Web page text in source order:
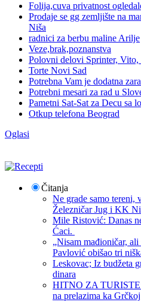
Folija,cuva privatnost
Prodaje se gg zemljište na
Niša
radnici za berbu maline Arilje
Veze,brak,poznanstva
Polovni delovi Sprinter,
Torte Novi Sad
Potrebna Vam je dodatna
Potrebni mesari za rad u
Pametni Sat-Sat za Decu sa
Otkup telefona Beograd
Oglasi
Čitanja
Ne grade samo tereni,
Železničar Jug i KK
Mile Ristović: Danas
Ćaci.
„Nisam mađioničar,
Pavlović obišao tri
Leskovac; Iz budžeta
dinara
HITNO ZA TURISTE:
na prelazima ka